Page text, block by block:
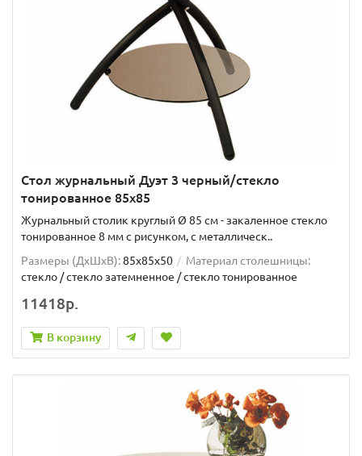
Стол журнальный Дуэт 3 черный/стекло
тонированное 85х85
Журнальный столик круглый Ø 85 см - закаленное стекло
тонированное 8 мм с рисунком, с металлическ..
Размеры (ДхШxВ):85х85х50
Материал столешницы:
стекло / стекло затемненное / стекло тонированное
11418р.
В корзину